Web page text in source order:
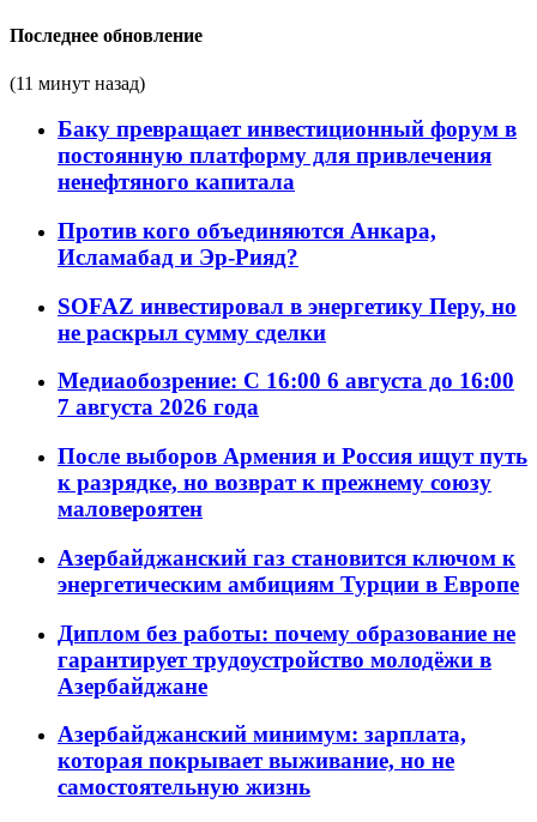
Последнее обновление
(11 минут назад)
Баку превращает инвестиционный форум в
постоянную платформу для привлечения
ненефтяного капитала
Против кого объединяются Анкара,
Исламабад и Эр-Рияд?
SOFAZ инвестировал в энергетику Перу, но
не раскрыл сумму сделки
Медиаобозрение: С 16:00 6 августа до 16:00
7 августа 2026 года
После выборов Армения и Россия ищут путь
к разрядке, но возврат к прежнему союзу
маловероятен
Азербайджанский газ становится ключом к
энергетическим амбициям Турции в Европе
Диплом без работы: почему образование не
гарантирует трудоустройство молодёжи в
Азербайджане
Азербайджанский минимум: зарплата,
которая покрывает выживание, но не
самостоятельную жизнь